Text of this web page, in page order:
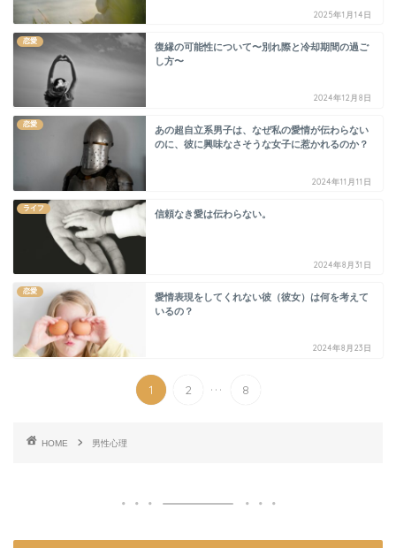
2025年1月14日
恋愛
復縁の可能性について〜別れ際と冷却期間の過ご
し方〜
2024年12月8日
恋愛
あの超自立系男子は、なぜ私の愛情が伝わらない
のに、彼に興味なさそうな女子に惹かれるのか？
2024年11月11日
ライフ
信頼なき愛は伝わらない。
2024年8月31日
恋愛
愛情表現をしてくれない彼（彼女）は何を考えて
いるの？
2024年8月23日
1 2 ... 8
HOME 男性心理